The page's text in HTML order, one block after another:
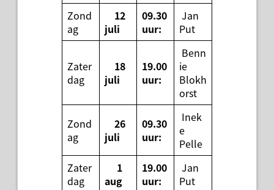
Zond
ag
12
juli
09.30
uur:
Jan
Put
Zater
dag
18
juli
19.00
uur:
Benn
ie
Blokh
orst
Zond
ag
26
juli
09.30
uur:
Inek
e
Pelle
Zater
dag
1
aug
19.00
uur:
Jan
Put